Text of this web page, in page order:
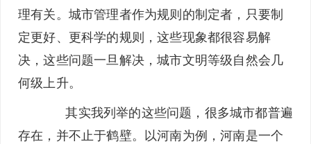
理有关。城市管理者作为规则的制定者，只要制
定更好、更科学的规则，这些现象都很容易解
决，这些问题一旦解决，城市文明等级自然会几
何级上升。
其实我列举的这些问题，很多城市都普遍
存在，并不止于鹤壁。以河南为例，河南是一个